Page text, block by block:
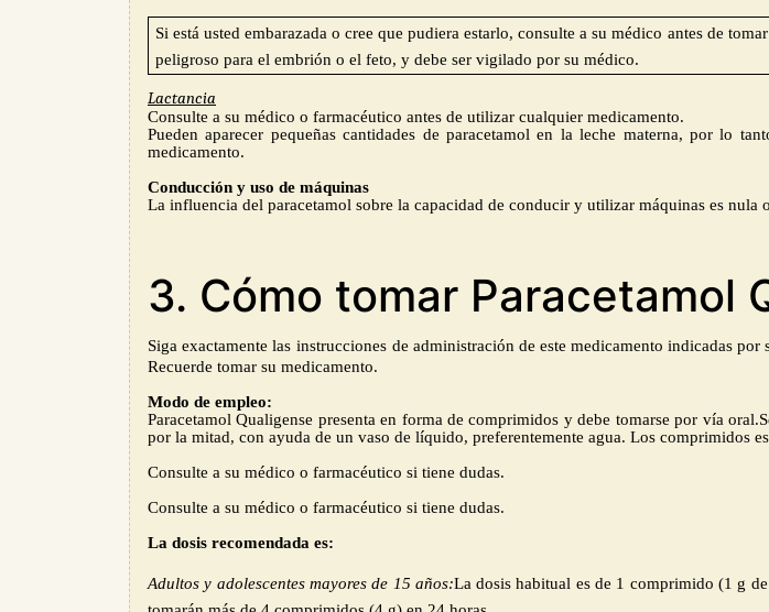
Si está usted embarazada o cree que pudiera estarlo, consulte a su médico antes de
peligroso para el embrión o el feto, y debe ser vigilado por su médico.
Lactancia
Consulte a su médico o farmacéutico antes de utilizar cualquier medicamento.
Pueden aparecer pequeñas cantidades de paracetamol en la leche materna, por lo
medicamento.
Conducción y uso de máquinas
La influencia del paracetamol sobre la capacidad de conducir y utilizar máquinas es nula
3. Cómo tomar Paracetamol
Siga exactamente las instrucciones de administración de este medicamento indicadas
Recuerde tomar su medicamento.
Modo de empleo:
Paracetamol Qualigense presenta en forma de comprimidos y debe tomarse por vía
por la mitad, con ayuda de un vaso de líquido, preferentemente agua. Los comprimidos
Consulte a su médico o farmacéutico si tiene dudas.
Consulte a su médico o farmacéutico si tiene dudas.
La dosis recomendada es:
Adultos y adolescentes mayores de 15 años:La dosis habitual es de 1 comprimido (1 g